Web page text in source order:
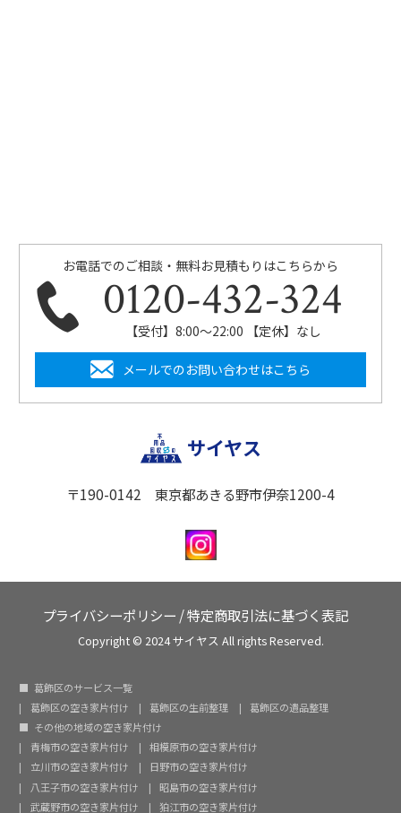
お電話でのご相談・無料お見積もりはこちらから
0120-432-324
【受付】8:00〜22:00 【定休】なし
メールでのお問い合わせはこちら
サイヤス
〒190-0142 東京都あきる野市伊奈1200-4
プライバシーポリシー /特定商取引法に基づく表記
Copyright © 2024 サイヤス All rights Reserved.
葛飾区のサービス一覧
葛飾区の空き家片付け
葛飾区の生前整理
葛飾区の遺品整理
その他の地域の空き家片付け
青梅市の空き家片付け
相模原市の空き家片付け
立川市の空き家片付け
日野市の空き家片付け
八王子市の空き家片付け
昭島市の空き家片付け
武蔵野市の空き家片付け
狛江市の空き家片付け